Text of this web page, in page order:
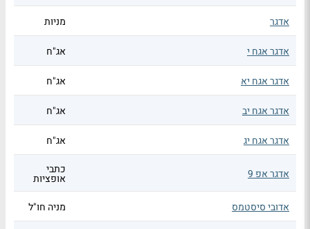
אדגר מניות
אדגר אגח י אג"ח
אדגר אגח יא אג"ח
אדגר אגח יב אג"ח
אדגר אגח יג אג"ח
אדגר אפ 9 כתבי
אופציות
אדובי סיסטמס
מניה חו"ל